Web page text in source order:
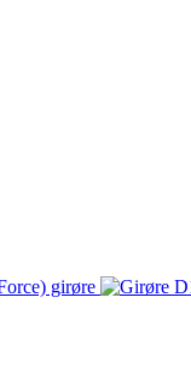
girøre